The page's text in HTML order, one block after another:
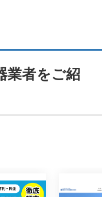
業者をご紹